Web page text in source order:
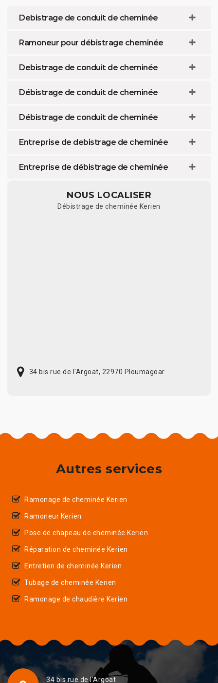
Debistrage de conduit de cheminée
Ramoneur pour débistrage cheminée
Debistrage de conduit de cheminée
Débistrage de conduit de cheminée
Débistrage de conduit de cheminée
Entreprise de debistrage de cheminée
Entreprise de débistrage de cheminée
NOUS LOCALISER
Débistrage de cheminée Kerien
34 bis rue de l'Argoat, 22970 Ploumagoar
Autres services
Ramonage de cheminée Kerien
Ramoneur Kerien
Pose de chapeau de cheminée Kerien
Réparation de cheminée Kerien
Entretien de cheminée Kerien
Tubage de cheminée Kerien
Ramonage de chaudière Kerien
34 bis rue de l'Argoat